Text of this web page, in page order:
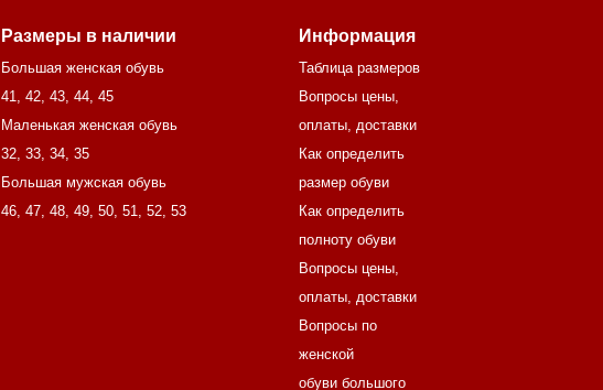
Размеры в наличии
Большая женская обувь
41, 42, 43, 44, 45
Маленькая женская обувь
32, 33, 34, 35
Большая мужская обувь
46, 47, 48, 49, 50, 51, 52, 53
Информация
Таблица размеров
Вопросы цены,
оплаты, доставки
Как определить
размер обуви
Как определить
полноту обуви
Вопросы цены,
оплаты, доставки
Вопросы по
женской
обуви большого